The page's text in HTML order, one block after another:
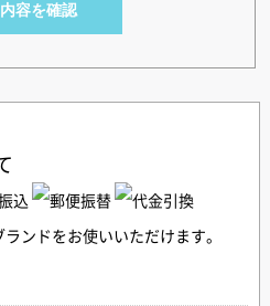
ンドをお使いいただけます。